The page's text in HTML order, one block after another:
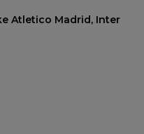
Atletico Madrid, Inter